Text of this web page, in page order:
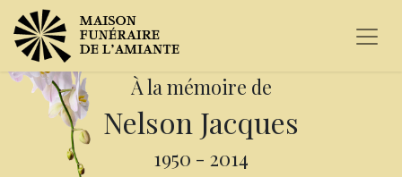
À la mémoire de
Nelson Jacques
1950 - 2014